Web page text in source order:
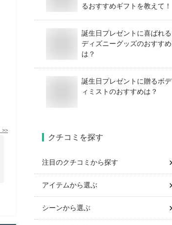
>>
るおすすめギフトを教えて！
誕生日プレゼントに喜ばれる
ディズニーグッズのおすすめ
は？
誕生日プレゼントに贈るボデ
ィミストのおすすめは？
クチコミを探す
注目のクチコミから探す
アイテムから選ぶ
シーンから選ぶ